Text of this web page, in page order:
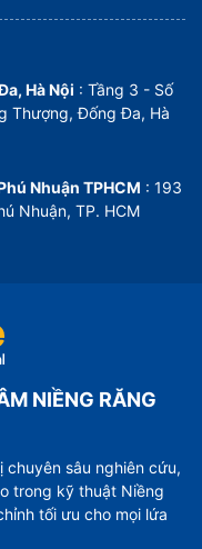
Hà Nội : Tầng 3 - Số
Thượng, Đống Đa, Hà
Nhuận TPHCM : 193
Nhuận, TP. HCM
NIỀNG RĂNG
chuyên sâu nghiên cứu,
trong kỹ thuật Niềng
tối ưu cho mọi lứa